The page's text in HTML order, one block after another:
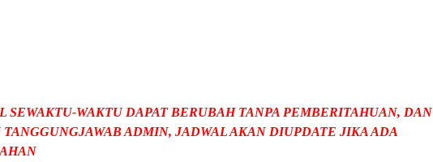
SEWAKTU-WAKTU DAPAT BERUBAH TANPA PEMBERITAHUAN, DAN
TANGGUNGJAWAB ADMIN, JADWAL AKAN DIUPDATE JIKA ADA